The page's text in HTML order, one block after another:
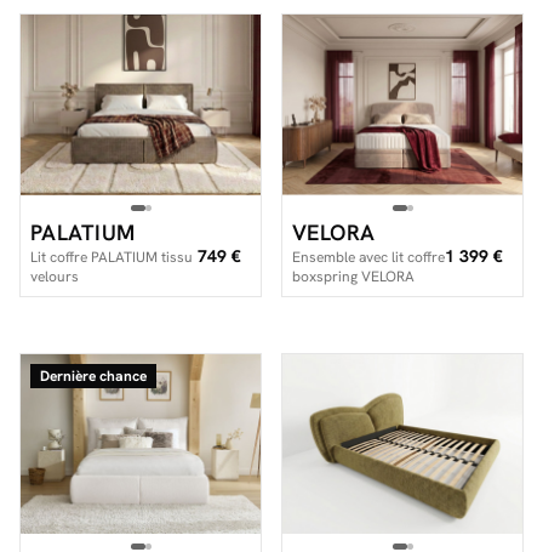
PALATIUM
Lit coffre PALATIUM tissu
velours
749 €
VELORA
Ensemble avec lit coffre
boxspring VELORA
velours lisse + matelas
1 399 €
Dernière chance